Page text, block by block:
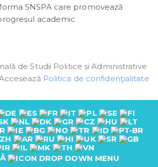
SNSPA care promovează
academic
de Studii Politice și Administrative
Politica de confidenţialitate